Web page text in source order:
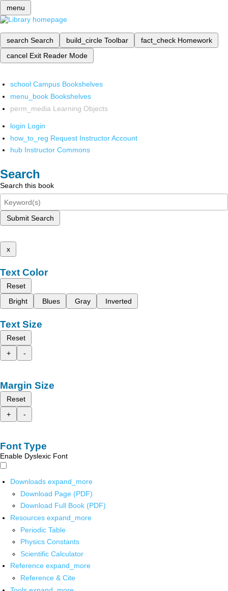
menu
search Search build_circle Toolbar fact_check Homework
cancel Exit Reader Mode
school Campus Bookshelves
menu_book Bookshelves
perm_media Learning Objects
login Login
how_to_reg Request Instructor Account
hub Instructor Commons
Search
Search this book
Submit Search
x
Text Color
Reset
Bright
Blues Gray Inverted
Text Size
Reset
+
-
Margin Size
Reset
+
-
Font Type
Enable Dyslexic Font
Downloads expand_more
Download Page (PDF)
Download Full Book (PDF)
Resources expand_more
Periodic Table
Physics Constants
Scientific Calculator
Reference expand_more
Reference & Cite